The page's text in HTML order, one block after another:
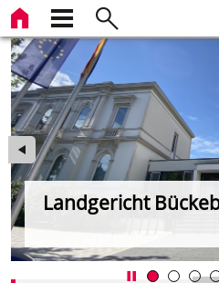
Landgericht